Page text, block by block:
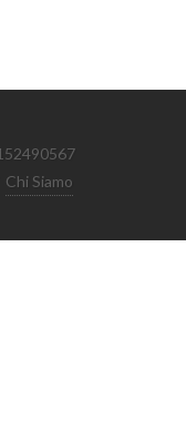
Chi Siamo